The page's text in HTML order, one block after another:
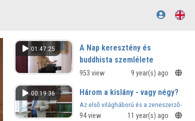
01:47:25
A Nap keresztény és
buddhista szemlélete
953 view 9 year(s) ago
00:19:36 Három a kislány - vagy négy?
Az első világháború és a zeneszerző-
operettek divatja
94 view 11 year(s) ago